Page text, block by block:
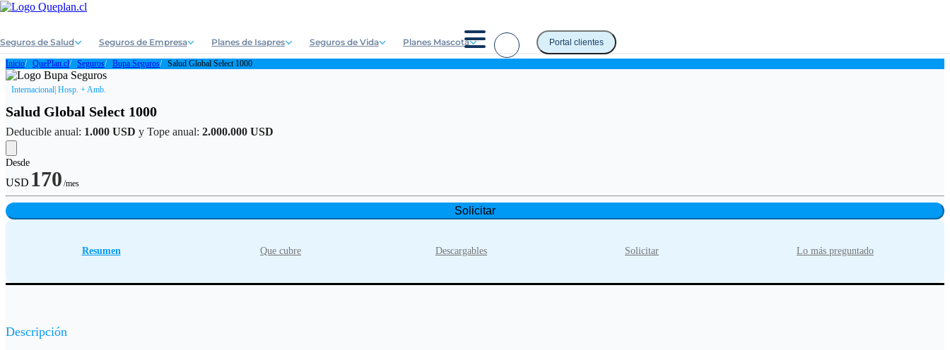
Seguros de Salud Seguros de Empresa Planes de Isapres Seguros de Vida Planes Mascota Portal clientes
Inicio QuePlan.cl Seguros Bupa Seguros Salud Global Select 1000
Internacional | Hosp. + Amb.
Salud Global Select 1000
Deducible anual: 1.000 USD y Tope anual: 2.000.000 USD
Desde
USD 170 /mes
Solicitar
Resumen Que cubre Descargables Solicitar Lo más preguntado
Descripción